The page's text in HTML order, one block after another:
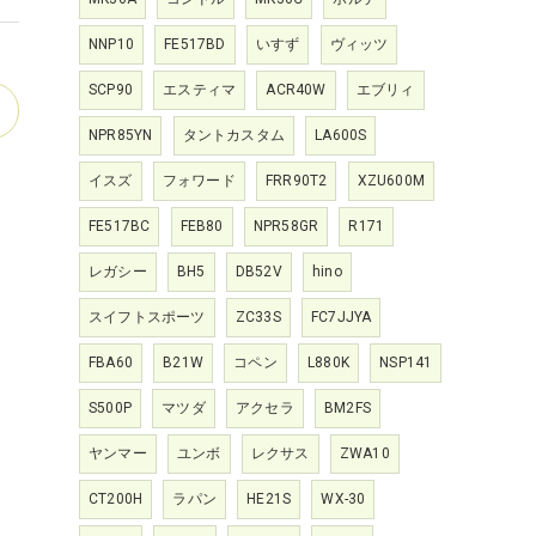
NNP10 FE517BD いすず ヴィッツ
SCP90 エスティマ ACR40W エブリィ
NPR85YN タントカスタム LA600S
イスズ フォワード FRR90T2 XZU600M
FE517BC FEB80 NPR58GR R171
レガシー BH5 DB52V hino
スイフトスポーツ ZC33S FC7JJYA
FBA60 B21W コペン L880K NSP141
S500P マツダ アクセラ BM2FS
ヤンマー ユンボ レクサス ZWA10
CT200H ラパン HE21S WX-30